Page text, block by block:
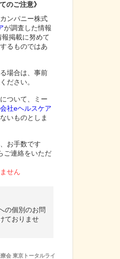
のご注意》
ンパニー株式
が調査した情報
掲載に努めて
るものではあ
場合は、事前
ださい。
ついて、ミー
社eヘルスケア
いものとしま
お手数です
ご連絡をいただ
せん
の個別のお問
ておりませ
会 東京トータルライ